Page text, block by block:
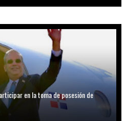
en la toma de posesión de